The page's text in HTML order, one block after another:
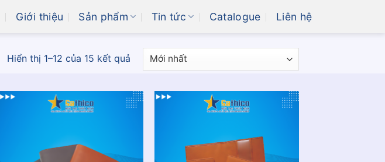
Giới thiệu Sản phẩm Tin tức Catalogue Liên hệ
Hiển thị 1–12 của 15 kết quả